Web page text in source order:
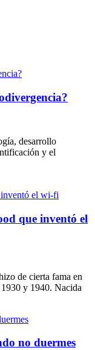
desarrollo
y el
que inventó el
de cierta fama en
y 1940. Nacida
no duermes